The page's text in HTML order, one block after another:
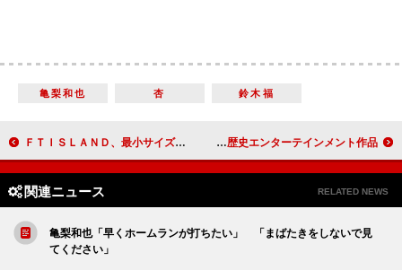
亀梨和也 杏 鈴木福
ＦＴＩＳＬＡＮＤ、最小サイズのライブ開催 映画『清須会議』の製作発表 全く新しい歴史エンターテインメント作品
関連ニュース RELATED NEWS
亀梨和也「早くホームランが打ちたい」 「まばたきをしないで見
てください」